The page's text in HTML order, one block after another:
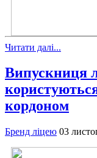
Читати далі...
Випускниця
кордоном
Бренд ліцею 03